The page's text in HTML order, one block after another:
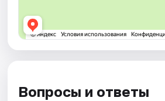
Вопросы и ответы